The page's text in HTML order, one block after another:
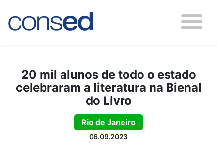
20 mil alunos de todo o estado
celebraram a literatura na Bienal
do Livro
Rio de Janeiro
06.09.2023